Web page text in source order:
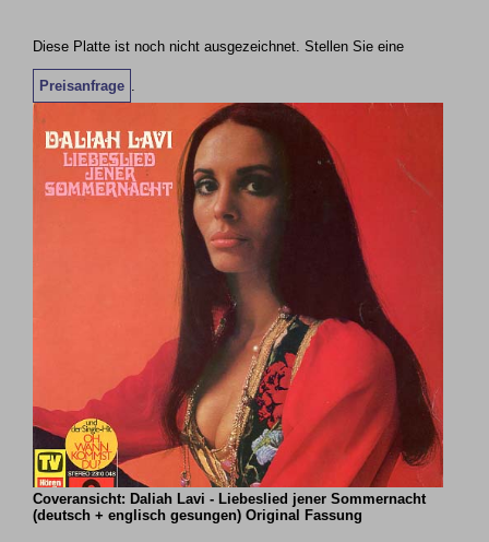
Diese Platte ist noch nicht ausgezeichnet. Stellen Sie eine
Preisanfrage
Coveransicht: Daliah Lavi - Liebeslied jener Sommernacht
(deutsch + englisch gesungen) Original Fassung